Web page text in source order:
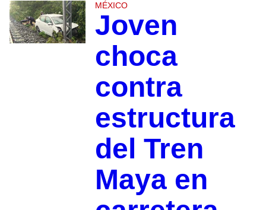
MÉXICO
Joven
choca
contra
estructura
del Tren
Maya en